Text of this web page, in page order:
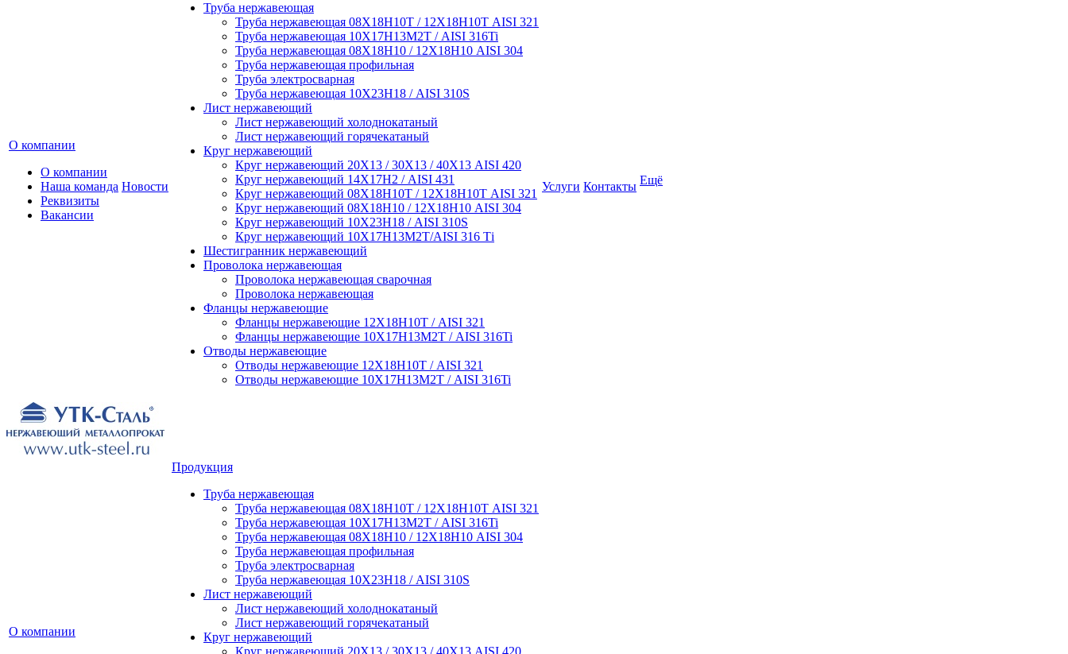
О компании
О компании
Наша команда
Реквизиты
Вакансии
Новости
Труба нержавеющая
Труба нержавеющая 08Х18Н10Т / 12Х18Н10Т AISI 321
Труба нержавеющая 10Х17Н13М2Т / AISI 316Ti
Труба нержавеющая 08Х18Н10 / 12Х18Н10 AISI 304
Труба нержавеющая профильная
Труба электросварная
Труба нержавеющая 10Х23Н18 / AISI 310S
Лист нержавеющий
Лист нержавеющий холоднокатаный
Лист нержавеющий горячекатаный
Круг нержавеющий
Круг нержавеющий 20Х13 / 30Х13 / 40Х13 AISI 420
Круг нержавеющий 14Х17Н2 / AISI 431
Круг нержавеющий 08Х18Н10Т / 12Х18Н10Т AISI 321
Круг нержавеющий 08Х18Н10 / 12Х18Н10 AISI 304
Круг нержавеющий 10Х23Н18 / AISI 310S
Круг нержавеющий 10Х17Н13М2Т/AISI 316 Тi
Шестигранник нержавеющий
Проволока нержавеющая
Проволока нержавеющая сварочная
Проволока нержавеющая
Фланцы нержавеющие
Фланцы нержавеющие 12Х18Н10Т / AISI 321
Фланцы нержавеющие 10Х17Н13М2Т / AISI 316Ti
Отводы нержавеющие
Отводы нержавеющие 12Х18Н10Т / AISI 321
Отводы нержавеющие 10Х17Н13М2Т / AISI 316Ti
Услуги Контакты Ещё
О компании
Продукция
Труба нержавеющая
Труба нержавеющая 08Х18Н10Т / 12Х18Н10Т AISI 321
Труба нержавеющая 10Х17Н13М2Т / AISI 316Ti
Труба нержавеющая 08Х18Н10 / 12Х18Н10 AISI 304
Труба нержавеющая профильная
Труба электросварная
Труба нержавеющая 10Х23Н18 / AISI 310S
Лист нержавеющий
Лист нержавеющий холоднокатаный
Лист нержавеющий горячекатаный
Круг нержавеющий
Круг нержавеющий 20Х13 / 30Х13 / 40Х13 AISI 420